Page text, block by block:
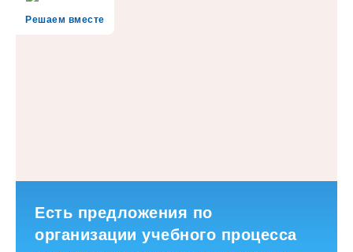
Решаем вместе
Есть предложения по
организации учебного процесса